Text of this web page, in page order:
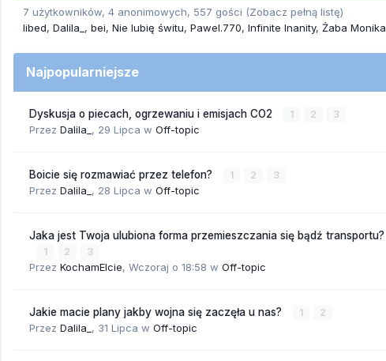
7 użytkowników, 4 anonimowych, 557 gości (Zobacz pełną listę)
libed Dalila_ bei Nie lubię świtu Pawel.770 Infinite Inanity Żaba Monika
Najpopularniejsze
Dyskusja o piecach, ogrzewaniu i emisjach CO2 1 2 3
Przez Dalila_ , 29 Lipca w Off-topic
Boicie się rozmawiać przez telefon? 1 2 3
Przez Dalila_ , 28 Lipca w Off-topic
Jaka jest Twoja ulubiona forma przemieszczania się bądź transportu?
1 2 3
Przez KochamElcie, Wczoraj o 18:58 w Off-topic
Jakie macie plany jakby wojna się zaczęła u nas? 1 2
Przez Dalila_ , 31 Lipca w Off-topic